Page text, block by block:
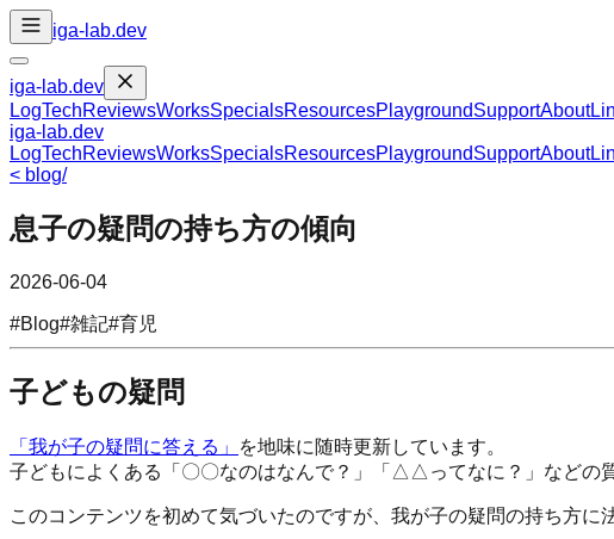
iga-lab.dev
iga-lab.dev
LogTechReviewsWorksSpecialsResourcesPlaygroundSupportAbout
iga-lab.dev
LogTechReviewsWorksSpecialsResourcesPlaygroundSupportAbout
< blog/
息子の疑問の持ち方の傾向
2026-06-04
#Blog#雑記#育児
子どもの疑問
「我が子の疑問に答える」
を地味に随時更新しています。
子どもによくある「〇〇なのはなんで？」「△△ってなに？」などの
このコンテンツを初めて気づいたのですが、我が子の疑問の持ち方に